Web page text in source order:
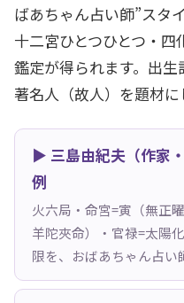
ばあちゃん占い師”スタ
十二宮ひとつひとつ・
鑑定が得られます。出
著名人（故人）を題材に
▶ 三島由紀夫（作家
例
火六局・命宮=寅（無正
羊陀夾命）・官禄=太陽
限を、おばあちゃん占い